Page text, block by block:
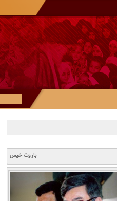
باروت خیس